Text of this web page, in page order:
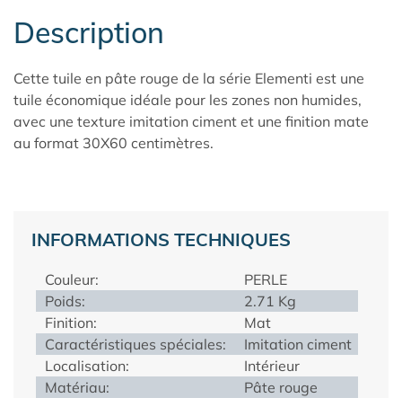
Description
Cette tuile en pâte rouge de la série Elementi est une
tuile économique idéale pour les zones non humides,
avec une texture imitation ciment et une finition mate
au format 30X60 centimètres.
INFORMATIONS TECHNIQUES
Couleur:
PERLE
Poids:
2.71 Kg
Finition:
Mat
Caractéristiques spéciales:
Imitation ciment
Localisation:
Intérieur
Matériau:
Pâte rouge